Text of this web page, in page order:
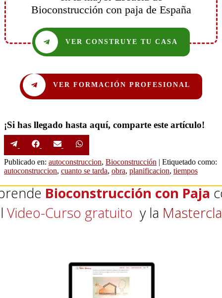
Bioconstrucción con paja de España
VER CONSTRUYE TU CASA
VER FORMACIÓN PROFESIONAL
¡Si has llegado hasta aquí, comparte este artículo!
Compartir
TelegramCompartir
FacebookCompartir
Email
Publicado en: autoconstruccion, Bioconstrucción | Etiquetado como:
autoconstruccion, cuanto se tarda, obra, planificacion, tiempos
Bioconstrucción con Paja
Video-Curso gratuito y la